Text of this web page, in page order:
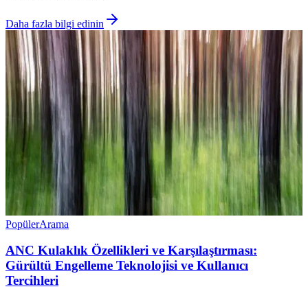
Daha fazla bilgi edinin
PopülerArama
ANC Kulaklık Özellikleri ve Karşılaştırması:
Gürültü Engelleme Teknolojisi ve Kullanıcı
Tercihleri